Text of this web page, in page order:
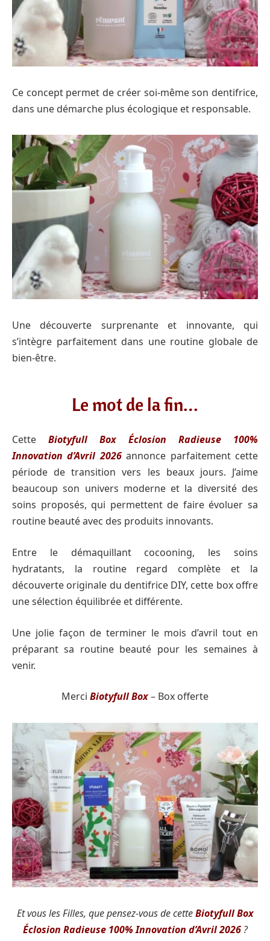
Ce concept permet de créer soi-même son dentifrice,
dans une démarche plus écologique et responsable.
Une découverte surprenante et innovante, qui
s’intègre parfaitement dans une routine globale de
bien-être.
Le mot de la fin…
Cette Biotyfull Box Éclosion Radieuse 100%
Innovation d’Avril 2026annonce parfaitement cette
période de transition vers les beaux jours. J’aime
beaucoup son univers moderne et la diversité des
soins proposés, qui permettent de faire évoluer sa
routine beauté avec des produits innovants.
Entre le démaquillant cocooning, les soins
hydratants, la routine regard complète et la
découverte originale du dentifrice DIY, cette box offre
une sélection équilibrée et différente.
Une jolie façon de terminer le mois d’avril tout en
préparant sa routine beauté pour les semaines à
venir.
Merci Biotyfull Box– Box offerte
Et vous les Filles, que pensez-vous de cetteBiotyfull Box
Éclosion Radieuse 100% Innovation d’Avril 2026?